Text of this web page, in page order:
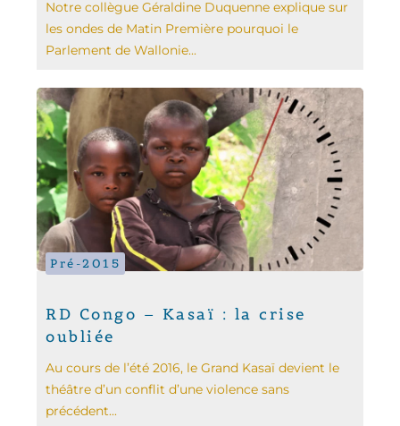
Notre collègue Géraldine Duquenne explique sur
les ondes de Matin Première pourquoi le
Parlement de Wallonie...
Pré-2015
RD Congo – Kasaï : la crise
oubliée
Au cours de l’été 2016, le Grand Kasaï devient le
théâtre d’un conflit d’une violence sans
précédent...